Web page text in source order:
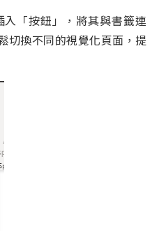
入「按鈕」，將其與書籤連
切換不同的視覺化頁面，提